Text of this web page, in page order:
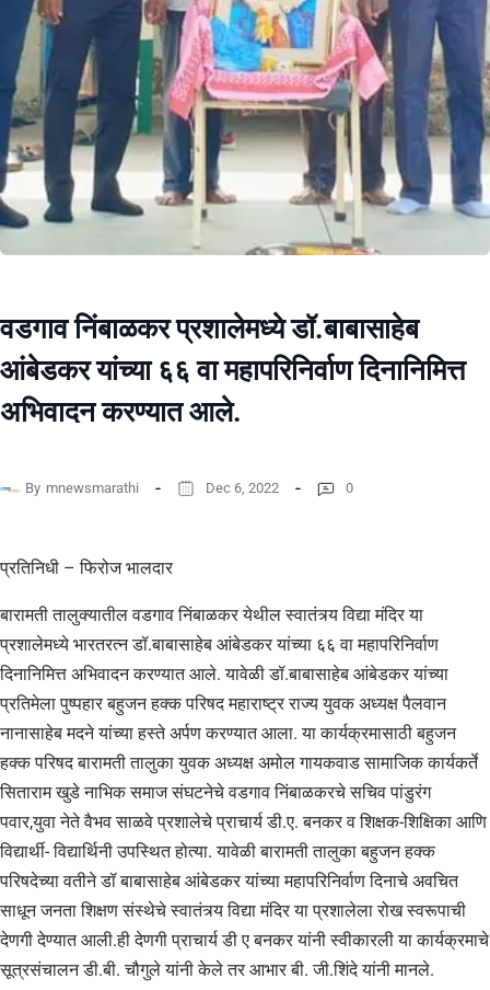
वडगाव निंबाळकर प्रशालेमध्ये डॉ.बाबासाहेब
आंबेडकर यांच्या ६६ वा महापरिनिर्वाण दिनानिमित्त
अभिवादन करण्यात आले.
By mnewsmarathi Dec 6, 2022 0
प्रतिनिधी – फिरोज भालदार
बारामती तालुक्यातील वडगाव निंबाळकर येथील स्वातंत्र्य विद्या मंदिर या
प्रशालेमध्ये भारतरत्न डॉ.बाबासाहेब आंबेडकर यांच्या ६६ वा महापरिनिर्वाण
दिनानिमित्त अभिवादन करण्यात आले. यावेळी डॉ.बाबासाहेब आंबेडकर यांच्या
प्रतिमेला पुष्पहार बहुजन हक्क परिषद महाराष्ट्र राज्य युवक अध्यक्ष पैलवान
नानासाहेब मदने यांच्या हस्ते अर्पण करण्यात आला. या कार्यक्रमासाठी बहुजन
हक्क परिषद बारामती तालुका युवक अध्यक्ष अमोल गायकवाड सामाजिक कार्यकर्ते
सिताराम खुडे नाभिक समाज संघटनेचे वडगाव निंबाळकरचे सचिव पांडुरंग
पवार,युवा नेते वैभव साळवे प्रशालेचे प्राचार्य डी.ए. बनकर व शिक्षक-शिक्षिका आणि
विद्यार्थी- विद्यार्थिनी उपस्थित होत्या. यावेळी बारामती तालुका बहुजन हक्क
परिषदेच्या वतीने डॉ बाबासाहेब आंबेडकर यांच्या महापरिनिर्वाण दिनाचे अवचित
साधून जनता शिक्षण संस्थेचे स्वातंत्र्य विद्या मंदिर या प्रशालेला रोख स्वरूपाची
देणगी देण्यात आली.ही देणगी प्राचार्य डी ए बनकर यांनी स्वीकारली या कार्यक्रमाचे
सूत्रसंचालन डी.बी. चौगुले यांनी केले तर आभार बी. जी.शिंदे यांनी मानले.